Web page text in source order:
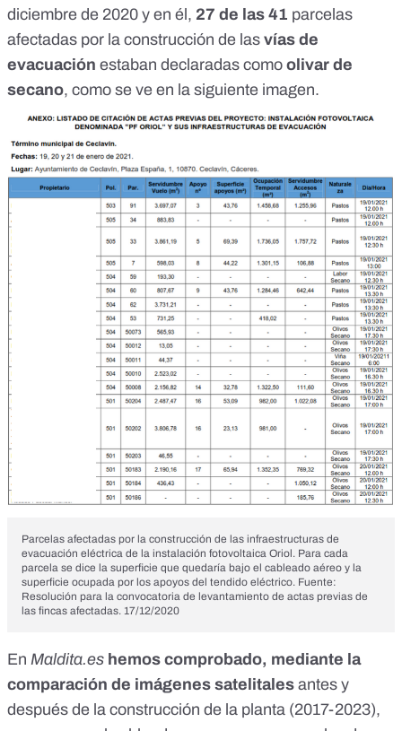
diciembre de 2020 y en él, 27 de las 41 parcelas
afectadas por la construcción de las vías de
evacuación estaban declaradas como olivar de
secano, como se ve en la siguiente imagen.
Parcelas afectadas por la construcción de las infraestructuras de
evacuación eléctrica de la instalación fotovoltaica Oriol. Para cada
parcela se dice la superficie que quedaría bajo el cableado aéreo y la
superficie ocupada por los apoyos del tendido eléctrico. Fuente:
Resolución para la convocatoria de levantamiento de actas previas de
las fincas afectadas. 17/12/2020
En Maldita.es hemos comprobado, mediante la
comparación de imágenes satelitales antes y
después de la construcción de la planta (2017-2023),